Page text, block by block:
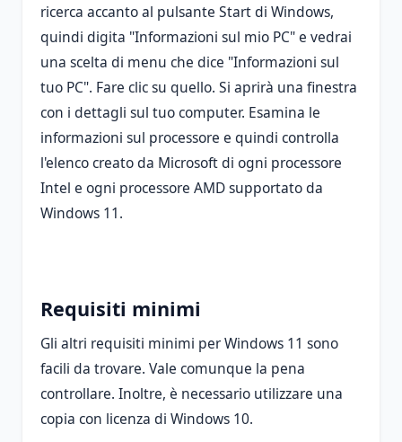
ricerca accanto al pulsante Start di Windows,
quindi digita "Informazioni sul mio PC" e vedrai
una scelta di menu che dice "Informazioni sul
tuo PC". Fare clic su quello. Si aprirà una finestra
con i dettagli sul tuo computer. Esamina le
informazioni sul processore e quindi controlla
l'elenco creato da Microsoft di ogni processore
Intel e ogni processore AMD supportato da
Windows 11.
Requisiti minimi
Gli altri requisiti minimi per Windows 11 sono
facili da trovare. Vale comunque la pena
controllare. Inoltre, è necessario utilizzare una
copia con licenza di Windows 10.